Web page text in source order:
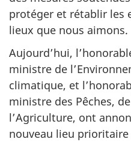
protéger et rétablir les
lieux que nous aimons.
Aujourd’hui,
ministre de
climatique, et
ministre des Pêches,
l’Agriculture, ont
nouveau lieu prioritaire